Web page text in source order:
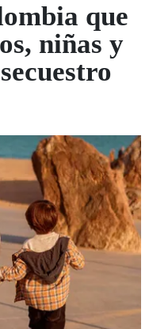
que
niñas y